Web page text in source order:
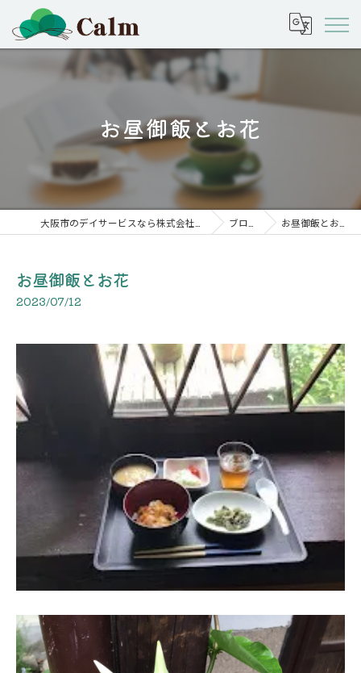
お昼御飯とお花
ブログ お昼御飯とお花
お昼御飯とお花
2023/07/12